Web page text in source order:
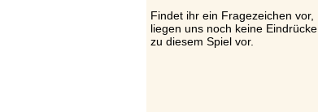
Findet ihr ein Fragezeichen vor,
liegen uns noch keine Eindrücke
zu diesem Spiel vor.